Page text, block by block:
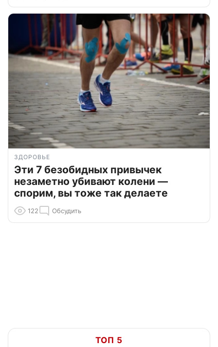
ЗДОРОВЬЕ
Эти 7 безобидных привычек
незаметно убивают колени —
спорим, вы тоже так делаете
122 Обсудить
ТОП 5